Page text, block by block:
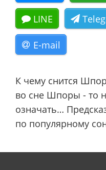
LINE
E-mail
К чему снится
во сне Шпоры - то
означать…
по популярному